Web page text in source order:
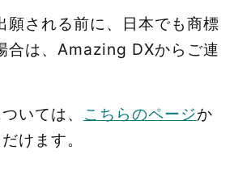
願される前に、日本でも商標
合は、Amazing DXからご連
いては、 こちらのページか
けます。